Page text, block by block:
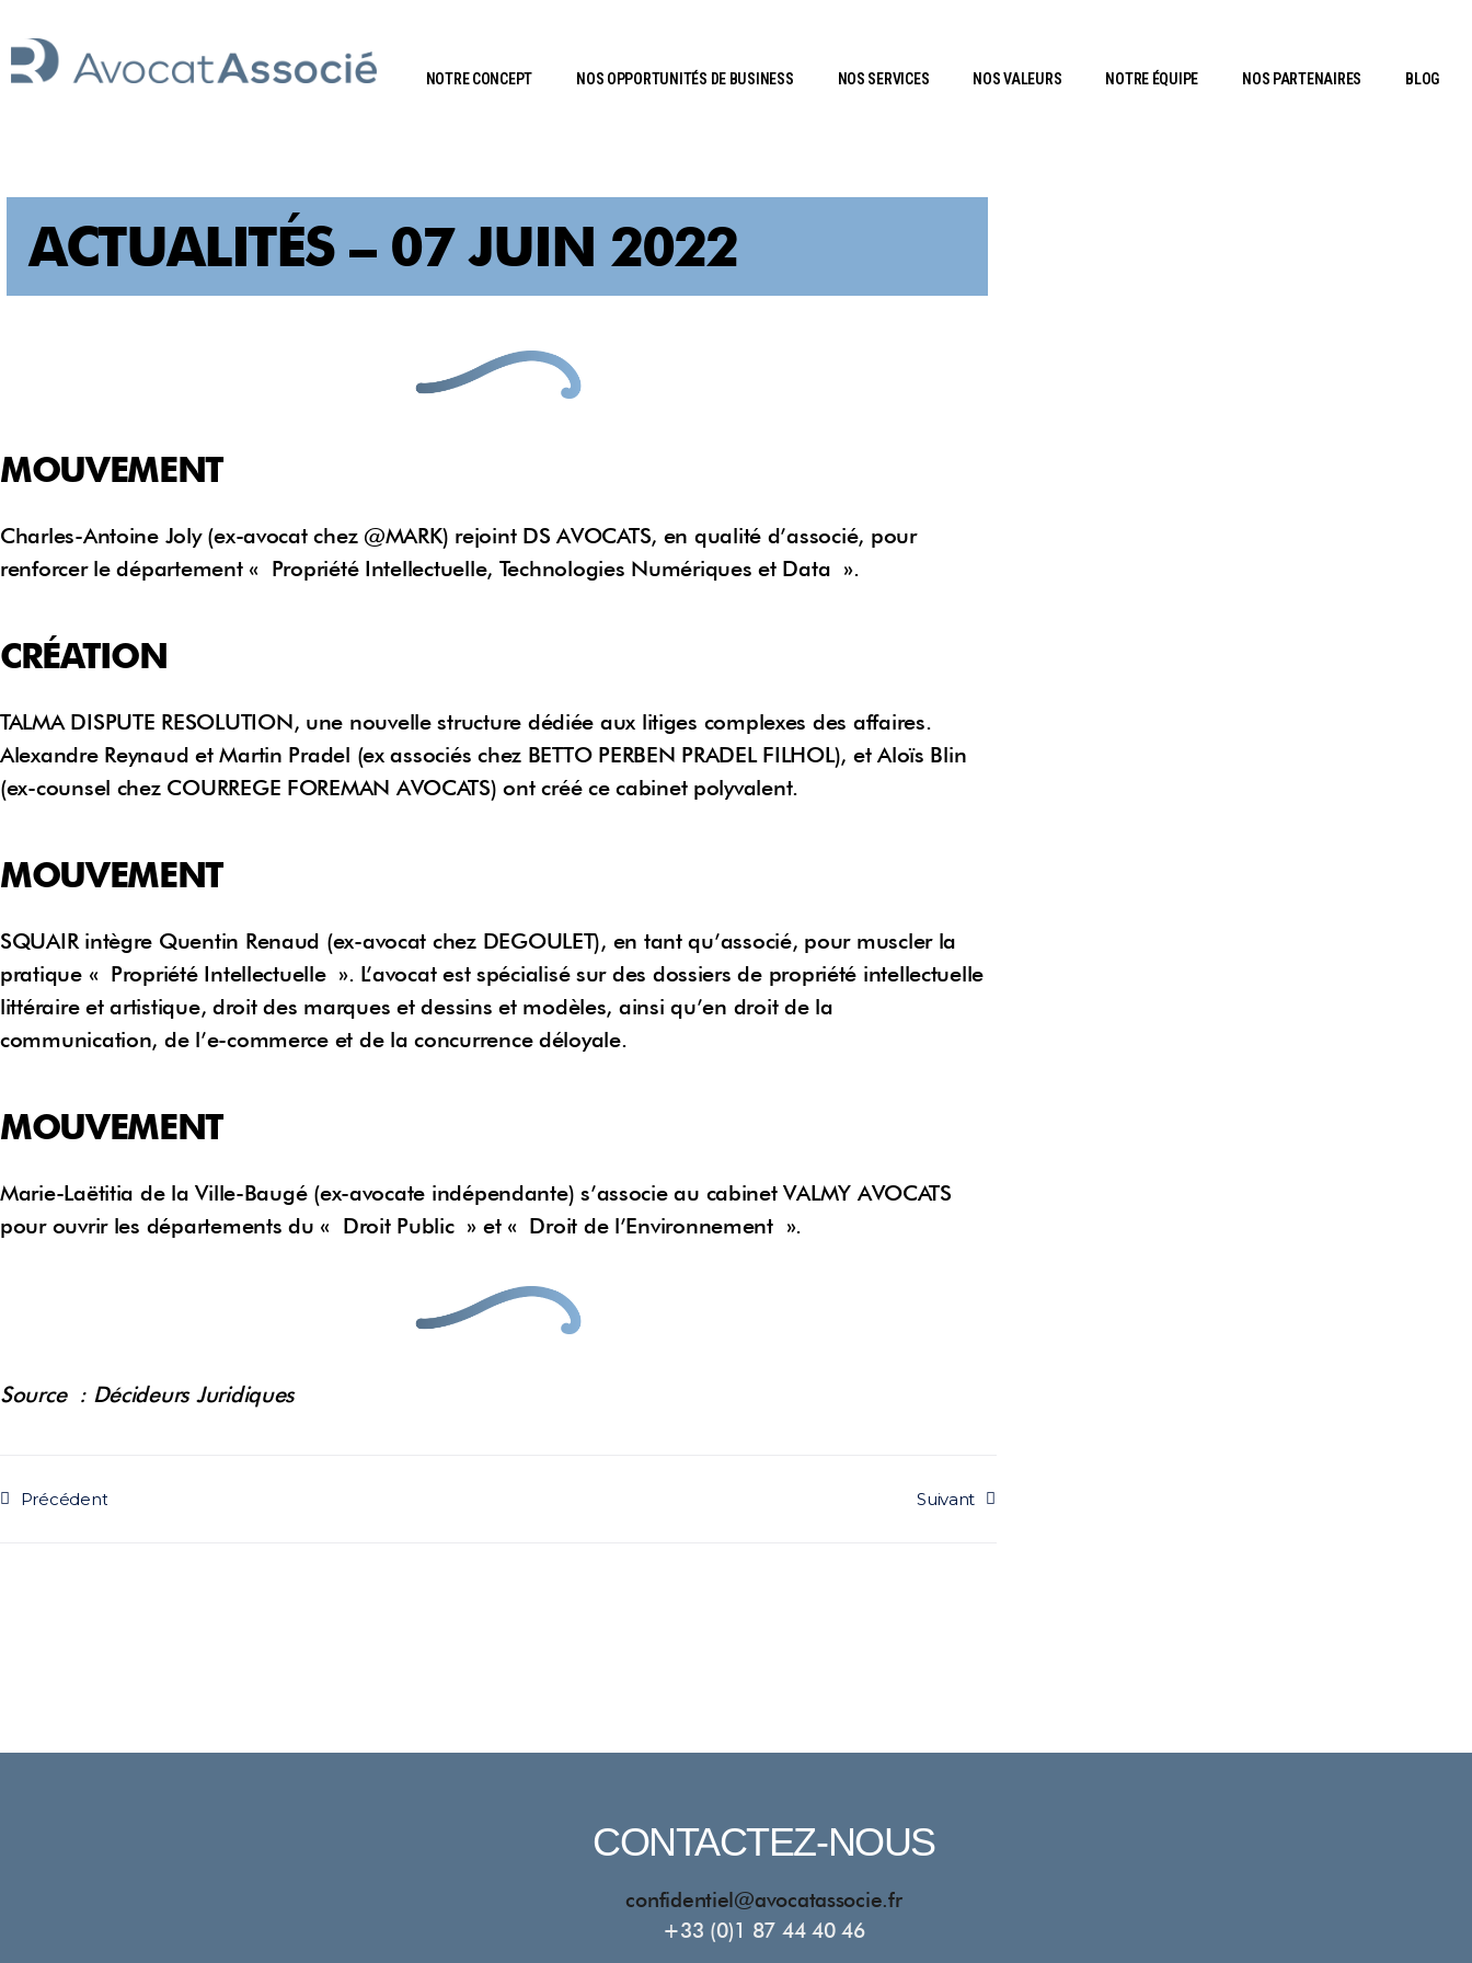
NOTRE CONCEPT NOS OPPORTUNITÉS DE BUSINESS NOS SERVICES NOS VALEURS NOTRE ÉQUIPE NOS PARTENAIRES BLOG
ACTUALITÉS – 07 JUIN 2022
MOUVEMENT
Charles-Antoine Joly (ex-avocat chez @MARK) rejoint DS AVOCATS, en qualité d’associé, pour
renforcer le département « Propriété Intellectuelle, Technologies Numériques et Data ».
CRÉATION
TALMA DISPUTE RESOLUTION, une nouvelle structure dédiée aux litiges complexes des affaires.
Alexandre Reynaud et Martin Pradel (ex associés chez BETTO PERBEN PRADEL FILHOL), et Aloïs Blin
(ex-counsel chez COURREGE FOREMAN AVOCATS) ont créé ce cabinet polyvalent.
MOUVEMENT
SQUAIR intègre Quentin Renaud (ex-avocat chez DEGOULET), en tant qu’associé, pour muscler la
pratique « Propriété Intellectuelle ». L’avocat est spécialisé sur des dossiers de propriété intellectuelle
littéraire et artistique, droit des marques et dessins et modèles, ainsi qu’en droit de la
communication, de l’e-commerce et de la concurrence déloyale.
MOUVEMENT
Marie-Laëtitia de la Ville-Baugé (ex-avocate indépendante) s’associe au cabinet VALMY AVOCATS
pour ouvrir les départements du « Droit Public » et « Droit de l’Environnement ».
Source : Décideurs Juridiques
Précédent Suivant
CONTACTEZ-NOUS
confidentiel@avocatassocie.fr
+33 (0)1 87 44 40 46